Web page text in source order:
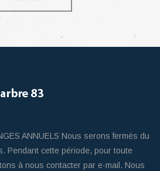
ANNUELS Nous serons fermés du
Pendant cette période, pour toute
à nous contacter par e-mail. Nous